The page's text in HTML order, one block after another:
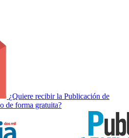
¿Quiere recibir la Publicación de
de forma gratuita?